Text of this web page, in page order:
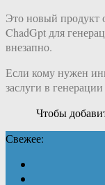
Это новый продукт
ChadGpt для
внезапно.
Если кому нужен
заслуги в
Чтобы
Свежее: